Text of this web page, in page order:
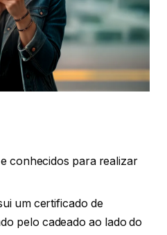
conhecidos para realizar
um certificado de
pelo cadeado ao lado do